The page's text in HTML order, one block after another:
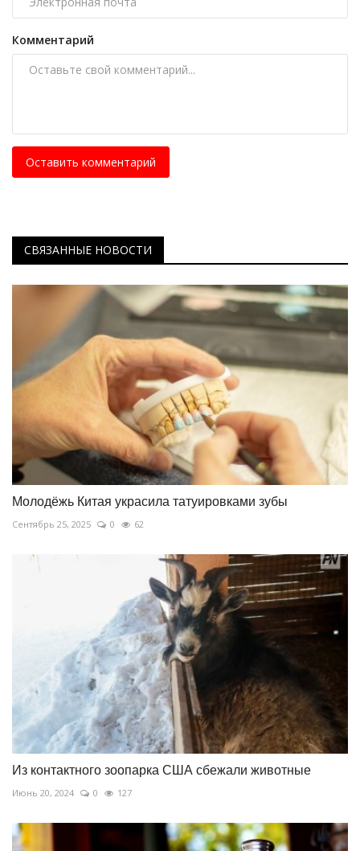
Комментарий
Оставить комментарий
СВЯЗАННЫЕ НОВОСТИ
Молодёжь Китая украсила татуировками зубы
Сентябрь 25, 2025 0 62
Из контактного зоопарка США сбежали животные
Июнь 20, 2024 0 127